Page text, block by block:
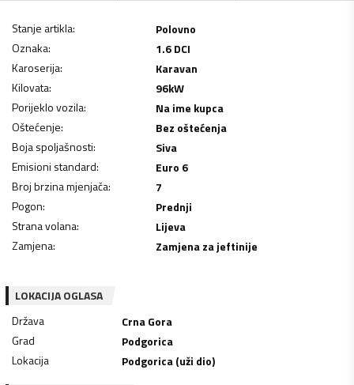
Stanje artikla:
Polovno
Oznaka:
1.6 DCI
Karoserija:
Karavan
Kilovata: 96kW
Porijeklo vozila:
Na ime kupca
Oštećenje:
Bez oštećenja
Boja spoljašnosti:
Siva
Emisioni standard:
Euro 6
Broj brzina mjenjača:
7
Pogon:
Prednji
Strana volana:
Lijeva
Zamjena: Zamjena za jeftinije
LOKACIJA OGLASA
Država
Crna Gora
Grad
Podgorica
Lokacija
Podgorica (uži dio)